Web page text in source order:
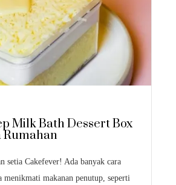
Milk Bath Dessert Box
Rumahan
setia Cakefever! Ada banyak cara
makanan penutup, seperti